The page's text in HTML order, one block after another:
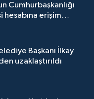
Cumhurbaşkanlığı
hesabına erişim
Başkanı İlkay
uzaklaştırıldı